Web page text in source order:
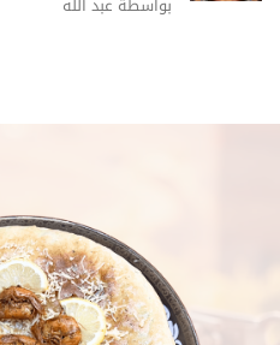
5من 5
بواسطة عبد الله